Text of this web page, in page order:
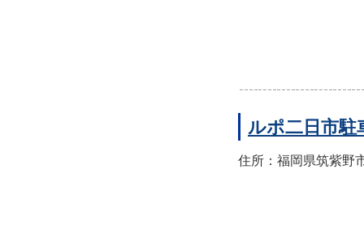
ルポ二日市駐
住所：福岡県筑紫野